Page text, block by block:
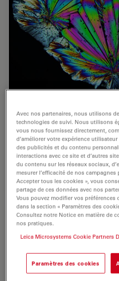
How polarization microscope
analysis is shown in this
microscopy (also known as
important method for
Sep 29, 2025 Présentations
Avec nos partenaires, nous utilisons
technologies de suivi. Nous utilisons
vous nous fournissez directement,
d’améliorer votre expérience
des publicités et du contenu
interactions avec ce site et d’autres
du contenu sur les réseaux sociaux,
mesurer l’efficacité de nos
Accepter tous les cookies », vous
partage de ces données avec nos
Vous pouvez modifier vos
dans la section « Paramètres des
Consultez notre Notice en matière de
nos pratiques.
Leica Microsystems Cookie Partners
Paramètres des cookies